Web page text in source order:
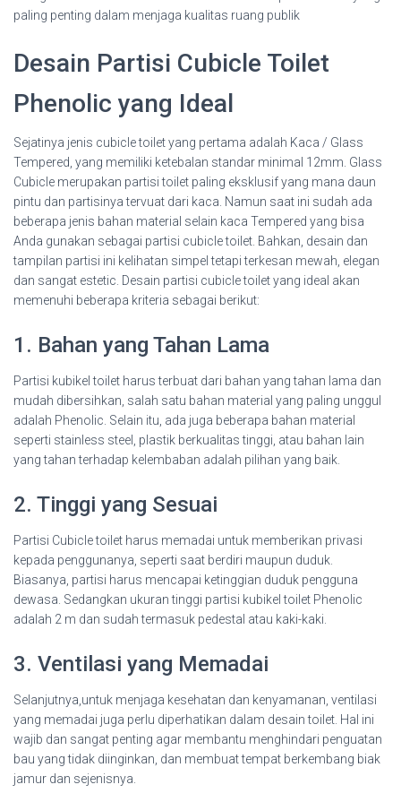
paling penting dalam menjaga kualitas ruang publik
Desain Partisi Cubicle Toilet
Phenolic yang Ideal
Sejatinya jenis cubicle toilet yang pertama adalah Kaca / Glass
Tempered, yang memiliki ketebalan standar minimal 12mm. Glass
Cubicle merupakan partisi toilet paling eksklusif yang mana daun
pintu dan partisinya tervuat dari kaca. Namun saat ini sudah ada
beberapa jenis bahan material selain kaca Tempered yang bisa
Anda gunakan sebagai partisi cubicle toilet. Bahkan, desain dan
tampilan partisi ini kelihatan simpel tetapi terkesan mewah, elegan
dan sangat estetic. Desain partisi cubicle toilet yang ideal akan
memenuhi beberapa kriteria sebagai berikut:
1. Bahan yang Tahan Lama
Partisi kubikel toilet harus terbuat dari bahan yang tahan lama dan
mudah dibersihkan, salah satu bahan material yang paling unggul
adalah Phenolic. Selain itu, ada juga beberapa bahan material
seperti stainless steel, plastik berkualitas tinggi, atau bahan lain
yang tahan terhadap kelembaban adalah pilihan yang baik.
2. Tinggi yang Sesuai
Partisi Cubicle toilet harus memadai untuk memberikan privasi
kepada penggunanya, seperti saat berdiri maupun duduk.
Biasanya, partisi harus mencapai ketinggian duduk pengguna
dewasa. Sedangkan ukuran tinggi partisi kubikel toilet Phenolic
adalah 2 m dan sudah termasuk pedestal atau kaki-kaki.
3. Ventilasi yang Memadai
Selanjutnya,untuk menjaga kesehatan dan kenyamanan, ventilasi
yang memadai juga perlu diperhatikan dalam desain toilet. Hal ini
wajib dan sangat penting agar membantu menghindari penguatan
bau yang tidak diinginkan, dan membuat tempat berkembang biak
jamur dan sejenisnya.